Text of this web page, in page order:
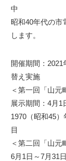
中
昭和40年代の市
します。
開催期間：
替え実施
＜第一回「山元
展示期間：4月1
1970（昭和45
目
＜第二回「山元
6月1日～7月31